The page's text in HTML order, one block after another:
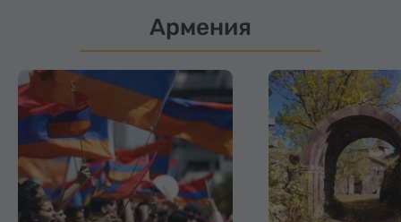
Армения